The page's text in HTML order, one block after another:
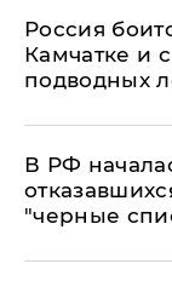
Россия
Камчатке и
подводных
​В РФ
"черные